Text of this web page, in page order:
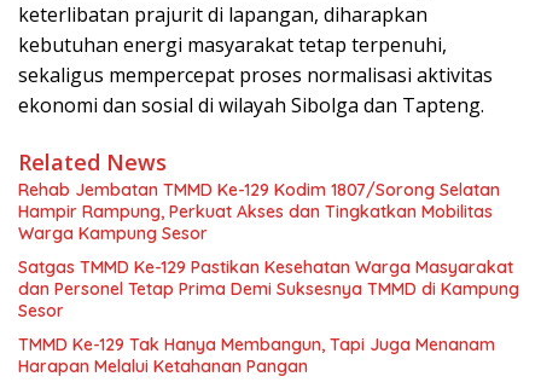
keterlibatan prajurit di lapangan, diharapkan
kebutuhan energi masyarakat tetap terpenuhi,
sekaligus mempercepat proses normalisasi aktivitas
ekonomi dan sosial di wilayah Sibolga dan Tapteng.
Related News
Rehab Jembatan TMMD Ke-129 Kodim 1807/Sorong Selatan
Hampir Rampung, Perkuat Akses dan Tingkatkan Mobilitas
Warga Kampung Sesor
Satgas TMMD Ke-129 Pastikan Kesehatan Warga Masyarakat
dan Personel Tetap Prima Demi Suksesnya TMMD di Kampung
Sesor
TMMD Ke-129 Tak Hanya Membangun, Tapi Juga Menanam
Harapan Melalui Ketahanan Pangan